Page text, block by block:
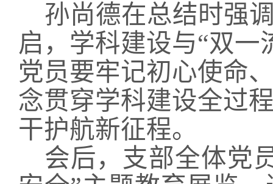
孙尚德在总结时强
启，学科建设与“双一
党员要牢记初心使命
念贯穿学科建设全过
干护航新征程。
会后，支部全体党